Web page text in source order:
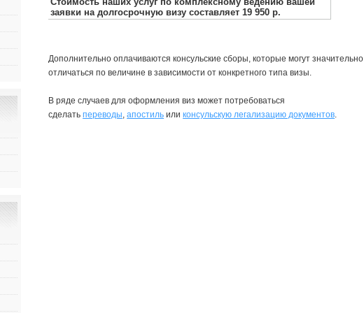
Дополнительно оплачиваются консульские сборы, которые могут значительно
отличаться по величине в зависимости от конкретного типа визы.
В ряде случаев для оформления виз может потребоваться
сделатьпереводы,апостиль иликонсульскую легализацию документов.